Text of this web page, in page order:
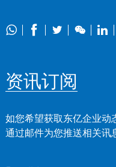
    
资讯订阅
如您希望获取东亿企业动
通过邮件为您推送相关讯